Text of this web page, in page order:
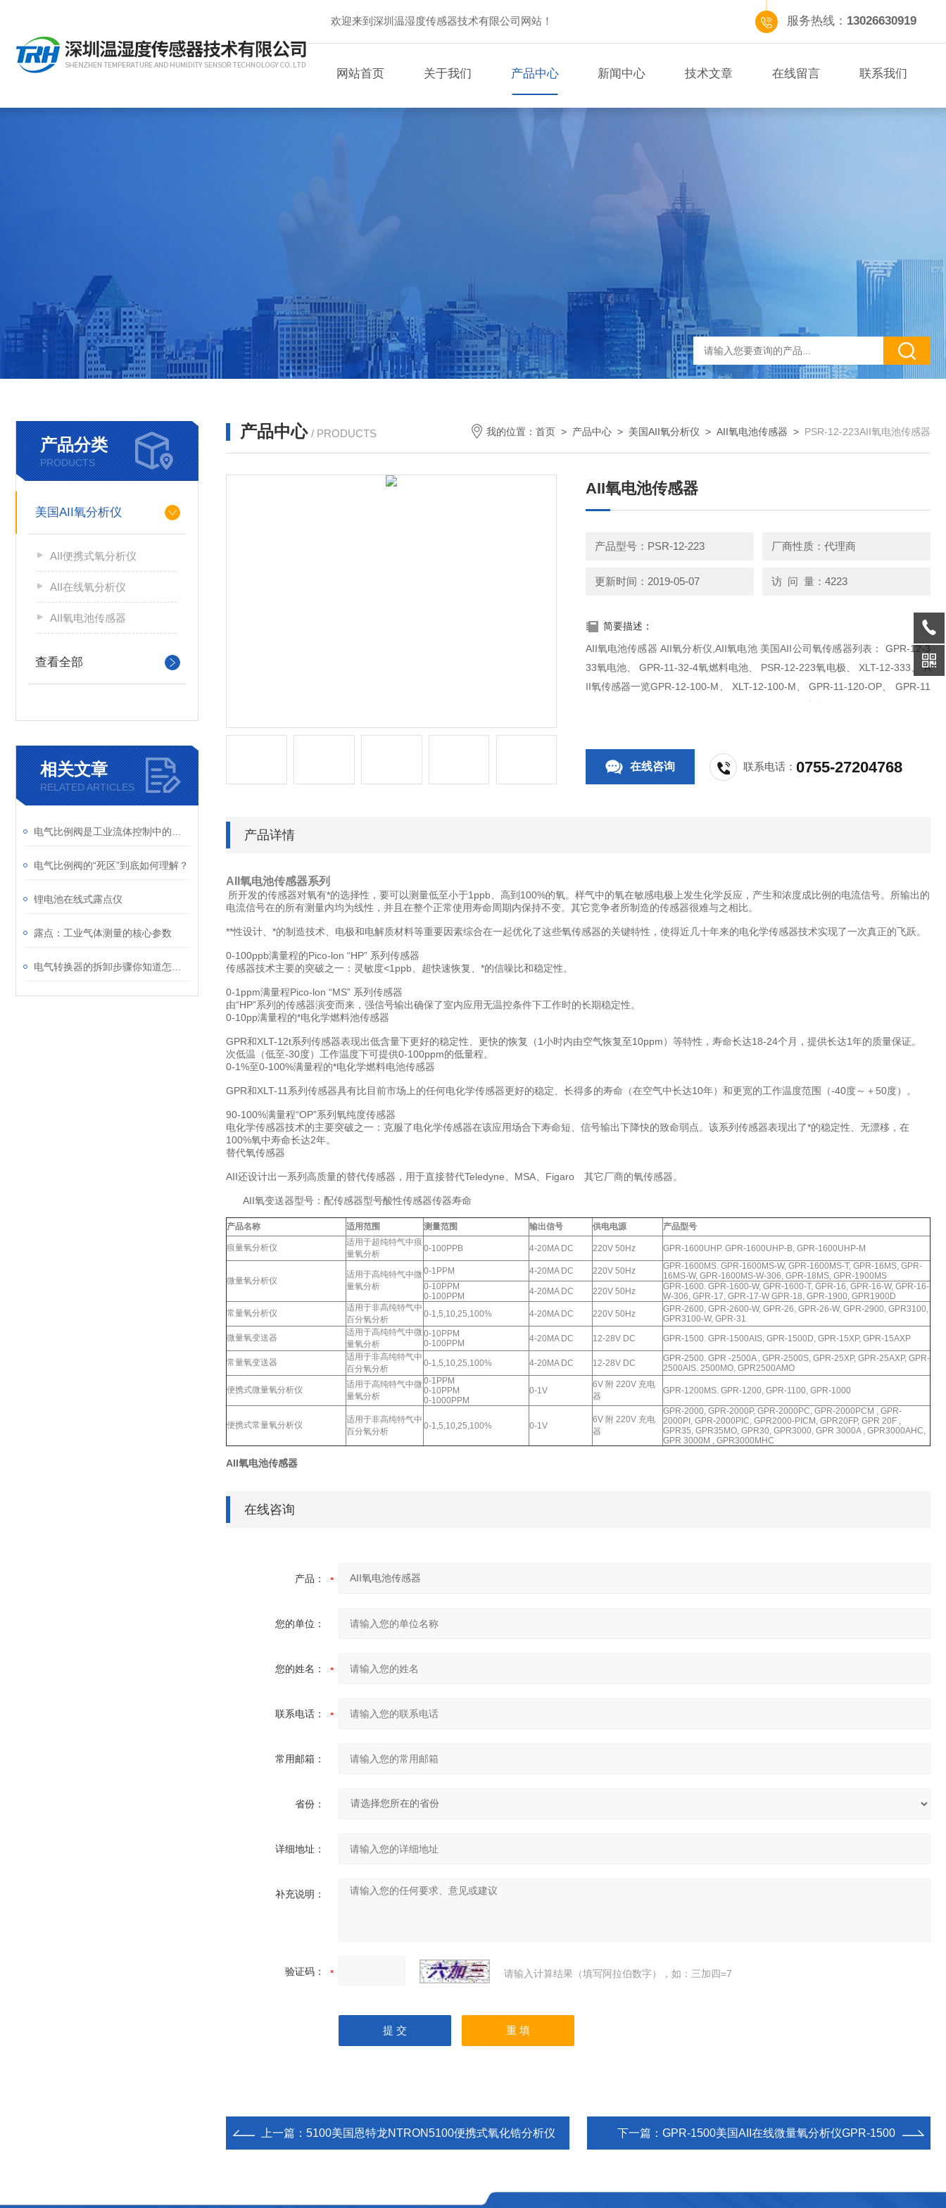
欢迎来到深圳温湿度传感器技术有限公司网站！ 服务热线： 13026630919
网站首页 关于我们 产品中心 新闻中心 技术文章 在线留言 联系我们
产品分类
PRODUCTS
美国AII氧分析仪
AII便携式氧分析仪
AII在线氧分析仪
AII氧电池传感器
查看全部
相关文章
RELATED ARTICLES
电气比例阀的“死区”到底如何理解？
锂电池在线式露点仪
露点：工业气体测量的核心参数
产品中心 / PRODUCTS 我的位置： 首页 > 产品中心 > 美国AII氧分析仪 > AII氧电池传感器 > PSR-12-223AII氧电池传感器
AII氧电池传感器
产品型号：PSR-12-223 厂商性质：代理商
更新时间：2019-05-07 访 问 量：4223
简要描述：
AII氧电池传感器 AII氧分析仪,AII氧电池 美国AII公司氧传感器列表： GPR-12-3
33氧电池、 GPR-11-32-4氧燃料电池、 PSR-12-223氧电极、 XLT-12-333、 A
II氧传感器一览GPR-12-100-M、 XLT-12-100-M、 GPR-11-120-OP、 GPR-11
-120-RTS、 GPR-11-120-4、 GPR-12-2000MS氧电极、
在线咨询 联系电话：0755-27204768
产品详情
AII氧电池传感器系列
所开发的传感器对氧有*的选择性，要可以测量低至小于1ppb、高到100%的氧。样气中的氧在敏感电极上发生化学反应，产生和浓度成比例的电流信号。所输出的
电流信号在的所有测量内均为线性，并且在整个正常使用寿命周期内保持不变。其它竞争者所制造的传感器很难与之相比。
**性设计、*的制造技术、电极和电解质材料等重要因素综合在一起优化了这些氧传感器的关键特性，使得近几十年来的电化学传感器技术实现了一次真正的飞跃。
0-100ppb满量程的Pico-lon “HP” 系列传感器
传感器技术主要的突破之一：灵敏度<1ppb、超快速恢复、*的信噪比和稳定性。
0-1ppm满量程Pico-lon “MS” 系列传感器
由“HP”系列的传感器演变而来，强信号输出确保了室内应用无温控条件下工作时的长期稳定性。
0-10pp满量程的*电化学燃料池传感器
GPR和XLT-12t系列传感器表现出低含量下更好的稳定性、更快的恢复（1小时内由空气恢复至10ppm）等特性，寿命长达18-24个月，提供长达1年的质量保证。
次低温（低至-30度）工作温度下可提供0-100ppm的低量程。
0-1%至0-100%满量程的*电化学燃料电池传感器
GPR和XLT-11系列传感器具有比目前市场上的任何电化学传感器更好的稳定、长得多的寿命（在空气中长达10年）和更宽的工作温度范围（-40度～＋50度）。
90-100%满量程“OP”系列氧纯度传感器
电化学传感器技术的主要突破之一：克服了电化学传感器在该应用场合下寿命短、信号输出下降快的致命弱点。该系列传感器表现出了*的稳定性、无漂移，在
100%氧中寿命长达2年。
替代氧传感器
AII还设计出一系列高质量的替代传感器，用于直接替代Teledyne、MSA、Figaro 其它厂商的氧传感器。
AII氧变送器型号：配传感器型号酸性传感器传器寿命
产品名称 适用范围 测量范围 输出信号 供电电源 产品型号
痕量氧分析仪
适用于超纯特气中痕
量氧分析
0-100PPB 4-20MA DC 220V 50Hz GPR-1600UHP. GPR-1600UHP-B, GPR-1600UHP-M
微量氧分析仪
适用于高纯特气中微
量氧分析
0-1PPM 4-20MA DC 220V 50Hz
GPR-1600MS. GPR-1600MS-W, GPR-1600MS-T, GPR-16MS, GPR-
16MS-W, GPR-1600MS-W-306, GPR-18MS, GPR-1900MS
0-10PPM
0-100PPM
4-20MA DC 220V 50Hz
GPR-1600. GPR-1600-W, GPR-1600-T, GPR-16, GPR-16-W, GPR-16-
W-306, GPR-17, GPR-17-W GPR-18, GPR-1900, GPR1900D
常量氧分析仪
适用于非高纯特气中
百分氧分析
0-1,5,10,25,100% 4-20MA DC 220V 50Hz
GPR-2600, GPR-2600-W, GPR-26, GPR-26-W, GPR-2900, GPR3100,
GPR3100-W, GPR-31
微量氧变送器
适用于高纯特气中微
量氧分析
0-10PPM
0-100PPM
4-20MA DC 12-28V DC GPR-1500. GPR-1500AIS, GPR-1500D, GPR-15XP, GPR-15AXP
常量氧变送器
适用于非高纯特气中
百分氧分析
0-1,5,10,25,100% 4-20MA DC 12-28V DC
GPR-2500. GPR -2500A , GPR-2500S, GPR-25XP, GPR-25AXP, GPR-
2500AIS. 2500MO, GPR2500AMO
便携式微量氧分析仪
适用于高纯特气中微
量氧分析
0-1PPM
0-10PPM
0-1000PPM
0-1V
6V 附 220V 充电
器
GPR-1200MS. GPR-1200, GPR-1100, GPR-1000
便携式常量氧分析仪
适用于非高纯特气中
百分氧分析
0-1,5,10,25,100% 0-1V
6V 附 220V 充电
器
GPR-2000, GPR-2000P, GPR-2000PC, GPR-2000PCM , GPR-
2000PI, GPR-2000PIC, GPR2000-PICM, GPR20FP, GPR 20F ,
GPR35, GPR35MO, GPR30, GPR3000, GPR 3000A , GPR3000AHC,
GPR 3000M , GPR3000MHC
AII氧电池传感器
在线咨询
产品：
您的单位：
您的姓名：
联系电话：
常用邮箱：
省份：
详细地址：
补充说明：
验证码： 请输入计算结果（填写阿拉伯数字），如：三加四=7
上一篇： 5100美国恩特龙NTRON5100便携式氧化锆分析仪 下一篇： GPR-1500美国AII在线微量氧分析仪GPR-1500